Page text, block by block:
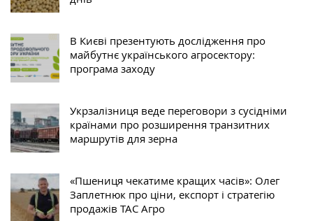
В Києві презентують дослідження про
майбутнє українського агросектору:
програма заходу
Укрзалізниця веде переговори з сусідніми
країнами про розширення транзитних
маршрутів для зерна
«Пшениця чекатиме кращих часів»: Олег
Заплетнюк про ціни, експорт і стратегію
продажів ТАС Агро